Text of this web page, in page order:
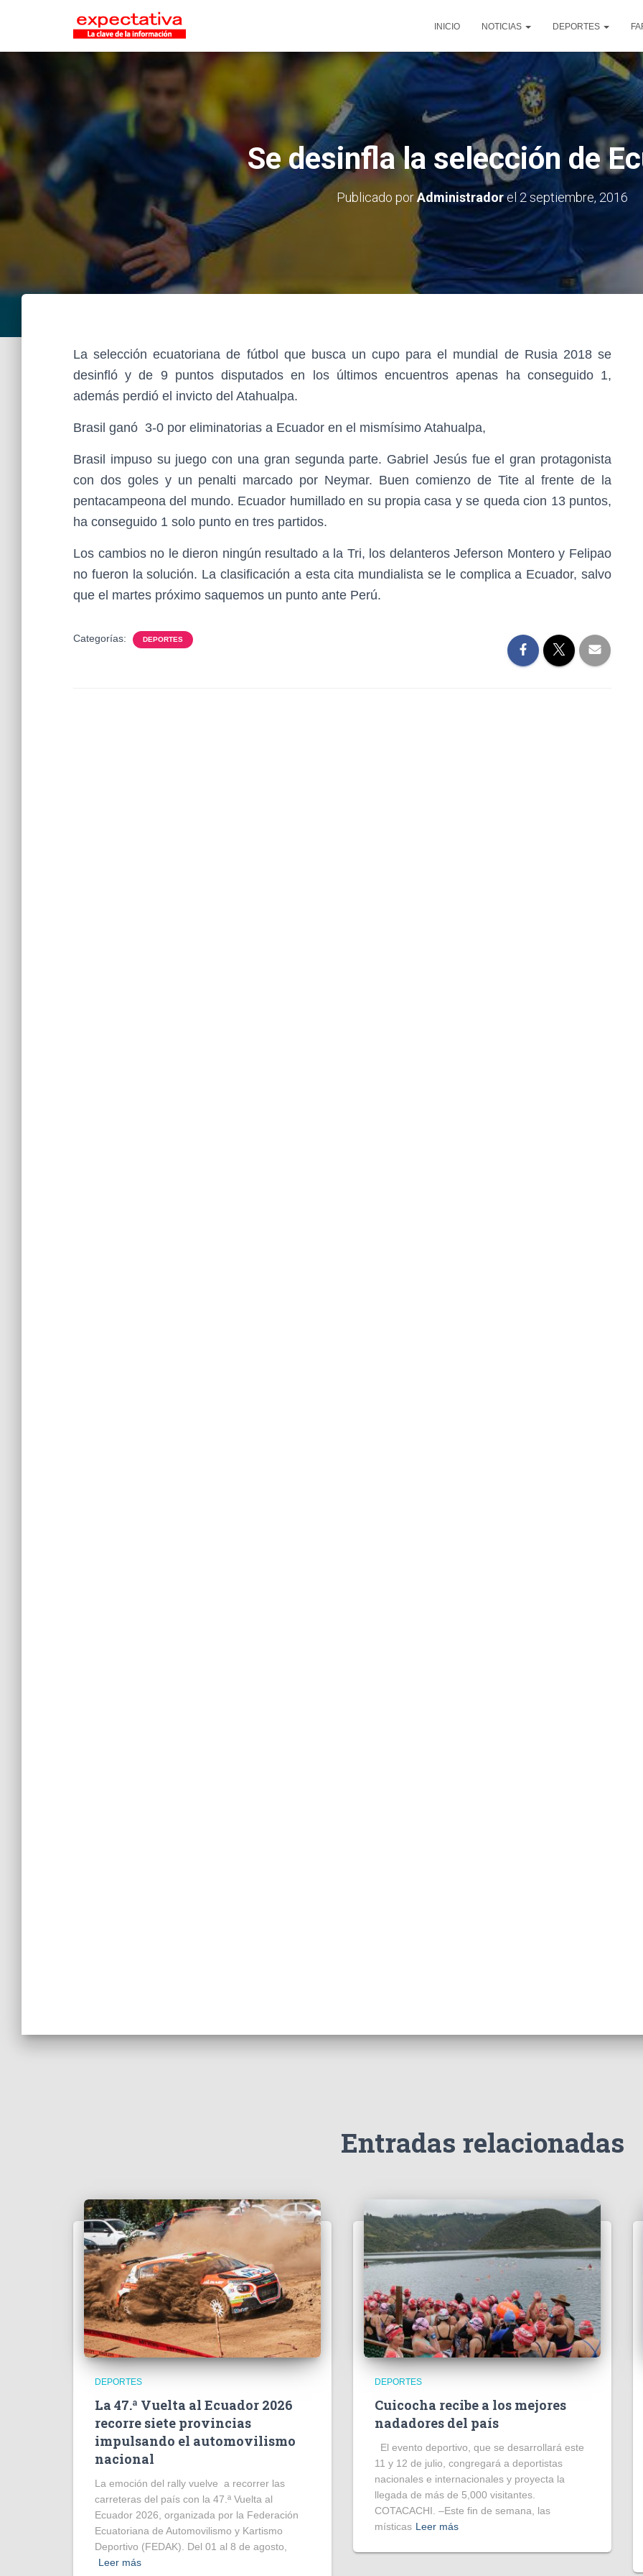
INICIO NOTICIAS DEPORTES
Se desinfla la selección de
Publicado porAdministradorel 2 septiembre, 2016
La selección ecuatoriana de fútbol que busca un cupo para el mundial de Rusia 2018 se
desinfló y de 9 puntos disputados en los últimos encuentros apenas ha conseguido 1,
además perdió el invicto del Atahualpa.
Brasil ganó 3-0 por eliminatorias a Ecuador en el mismísimo Atahualpa,
Brasil impuso su juego con una gran segunda parte. Gabriel Jesús fue el gran protagonista
con dos goles y un penalti marcado por Neymar. Buen comienzo de Tite al frente de la
pentacampeona del mundo. Ecuador humillado en su propia casa y se queda cion 13 puntos,
ha conseguido 1 solo punto en tres partidos.
Los cambios no le dieron ningún resultado a la Tri, los delanteros Jeferson Montero y Felipao
no fueron la solución. La clasificación a esta cita mundialista se le complica a Ecuador, salvo
que el martes próximo saquemos un punto ante Perú.
Categorías: DEPORTES
Entradas relacionadas
DEPORTES
La 47.ª Vuelta al Ecuador 2026
recorre siete provincias
impulsando el automovilismo
nacional
La emoción del rally vuelve a recorrer las
carreteras del país con la 47.ª Vuelta al
Ecuador 2026, organizada por la Federación
Ecuatoriana de Automovilismo y Kartismo
Deportivo (FEDAK). Del 01 al 8 de agosto,
Leer más
DEPORTES
Cuicocha recibe a los mejores
nadadores del país
El evento deportivo, que se desarrollará este
11 y 12 de julio, congregará a deportistas
nacionales e internacionales y proyecta la
llegada de más de 5,000 visitantes.
COTACACHI. –Este fin de semana, las
místicas Leer más